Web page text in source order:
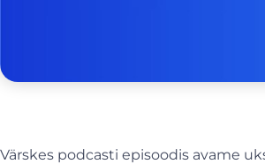
Värskes podcasti episoodis avame